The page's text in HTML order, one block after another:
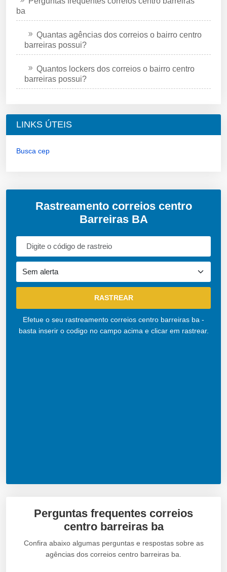
ba
Quantas agências dos correios o bairro centro
barreiras possui?
Quantos lockers dos correios o bairro centro
barreiras possui?
LINKS ÚTEIS
Busca cep
Rastreamento correios centro
Barreiras BA
Efetue o seu rastreamento correios centro barreiras ba -
basta inserir o codigo no campo acima e clicar em rastrear.
Perguntas frequentes correios
centro barreiras ba
Confira abaixo algumas perguntas e respostas sobre as
agências dos correios centro barreiras ba.